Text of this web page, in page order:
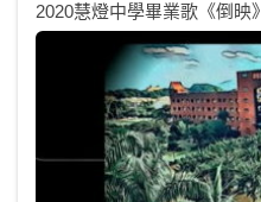
2020慧燈中學畢業歌《倒映》